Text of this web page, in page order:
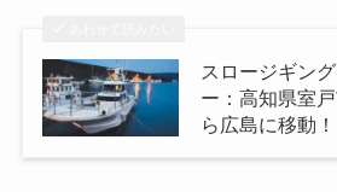
スロージギン
ー：高知県室
ら広島に移動！